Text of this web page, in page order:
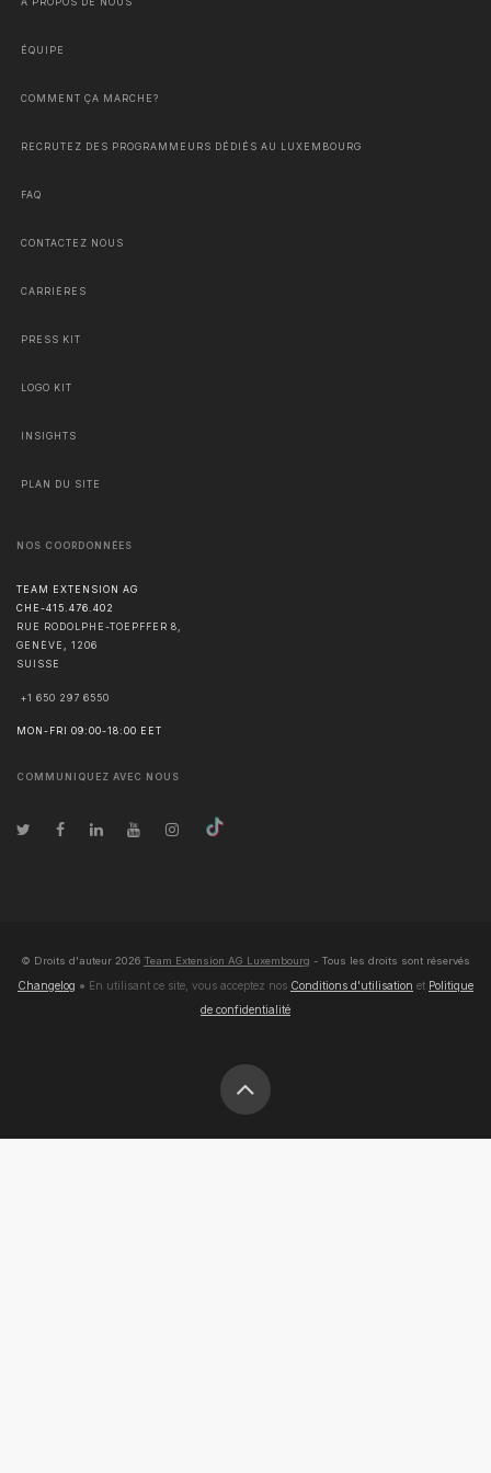
À PROPOS DE NOUS
ÉQUIPE
COMMENT ÇA MARCHE?
RECRUTEZ DES PROGRAMMEURS DÉDIÉS AU LUXEMBOURG
FAQ
CONTACTEZ NOUS
CARRIÈRES
PRESS KIT
LOGO KIT
INSIGHTS
PLAN DU SITE
NOS COORDONNÉES
TEAM EXTENSION AG
CHE-415.476.402
RUE RODOLPHE-TOEPFFER 8,
GENÈVE
1206
SUISSE
+1 650 297 6550
MON-FRI 09:00-18:00 EET
COMMUNIQUEZ AVEC NOUS
© Droits d'auteur 2026 Team Extension AG Luxembourg - Tous les droits sont réservés
Changelog ● En utilisant ce site, vous acceptez nos Conditions d'utilisation et Politique
de confidentialité